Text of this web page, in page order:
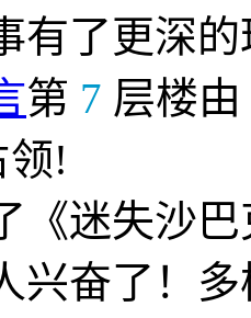
有了更深
第 7 层楼由
领!
《迷失沙
兴奋了！